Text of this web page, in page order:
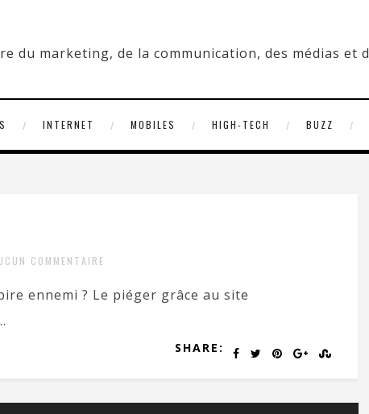
INTERNET MOBILES HIGH-TECH BUZZ
COMMENTAIRE
ennemi ? Le piéger grâce au site
SHARE: